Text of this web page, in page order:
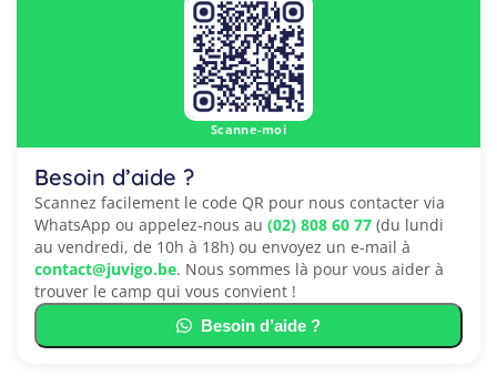
Scanne-moi
Besoin d’aide ?
Scannez facilement le code QR pour nous contacter via
WhatsApp ou appelez-nous au (02) 808 60 77 (du lundi
au vendredi, de 10h à 18h) ou envoyez un e-mail à
contact@juvigo.be. Nous sommes là pour vous aider à
trouver le camp qui vous convient !
Besoin d’aide ?